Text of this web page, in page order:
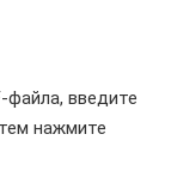
файла, введите
нажмите